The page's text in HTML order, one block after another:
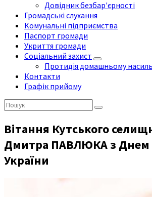
Довідник безбар'єрності
Громадські слухання
Комунальні підприємства
Паспорт громади
Укриття громади
Соціальний захист
Протидія домашньому
Контакти
Графік прийому
Пошук:
Вітання Кутського
Дмитра ПАВЛЮКА з Днем
України